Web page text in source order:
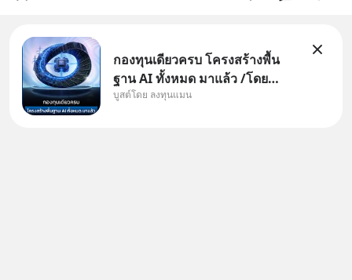
กองทุนเดียวครบ โครงสร้างพื้น
ฐาน AI ทั้งหมด มาแล้ว /โดย
ลงทุนแมน AI Supercycle คือช่วง
บูสต์โดย ลงทุนแมน